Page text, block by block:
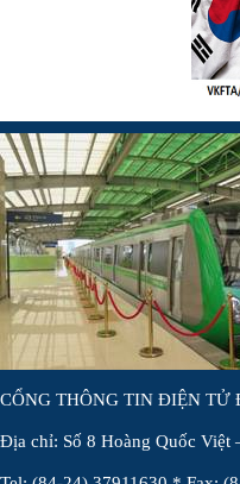
CỔNG THÔNG TIN ĐIỆN TỬ
Địa chỉ: Số 8 Hoàng Quốc Việt